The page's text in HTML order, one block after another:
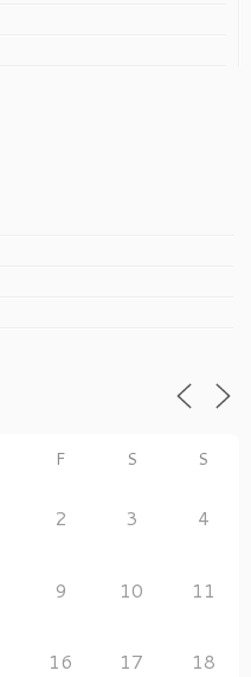
F S S
2 3 4
9 10 11
16 17 18